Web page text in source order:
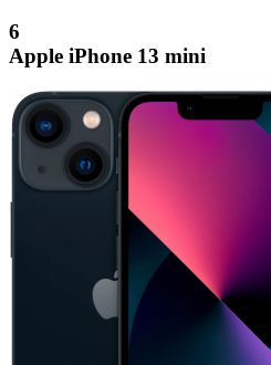
6
Apple iPhone 13 mini